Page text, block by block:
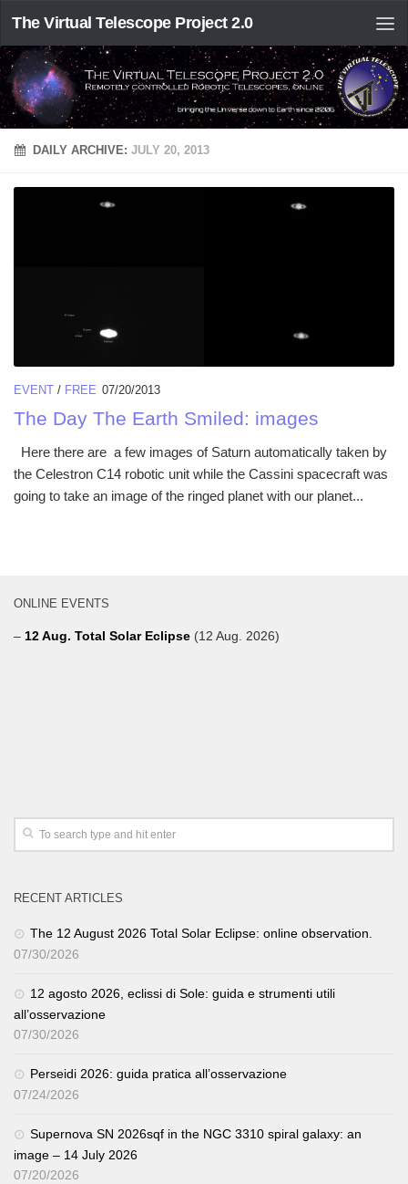
The Virtual Telescope Project 2.0
DAILY ARCHIVE:JULY 20, 2013
EVENT / FREE 07/20/2013
The Day The Earth Smiled: images
Here there are a few images of Saturn automatically taken by
the Celestron C14 robotic unit while the Cassini spacecraft was
going to take an image of the ringed planet with our planet...
ONLINE EVENTS
– 12 Aug. Total Solar Eclipse (12 Aug. 2026)
RECENT ARTICLES
The 12 August 2026 Total Solar Eclipse: online observation.
07/30/2026
12 agosto 2026, eclissi di Sole: guida e strumenti utili
all’osservazione
07/30/2026
Perseidi 2026: guida pratica all’osservazione
07/24/2026
Supernova SN 2026sqf in the NGC 3310 spiral galaxy: an
image – 14 July 2026
07/20/2026